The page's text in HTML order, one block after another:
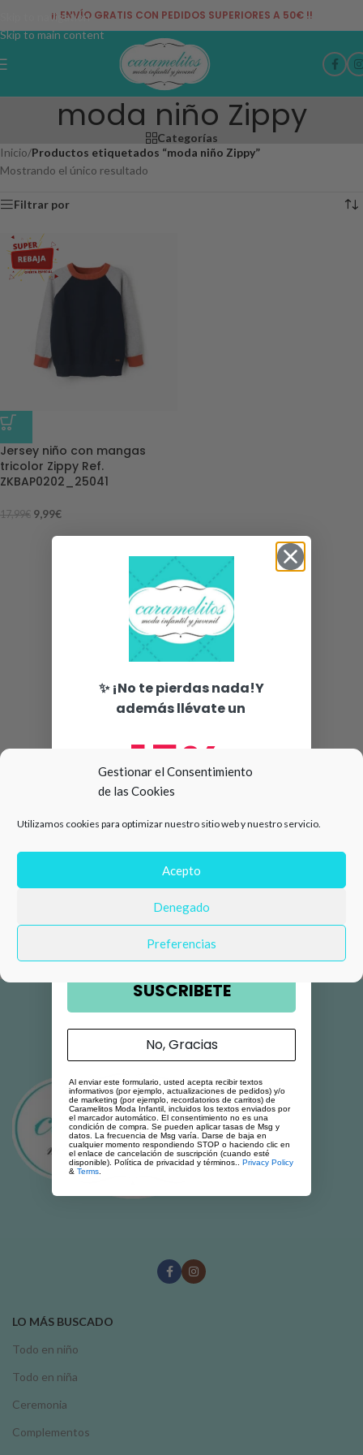
Gestionar el Consentimiento
de las Cookies
Utilizamos cookies para optimizar nuestro sitio web y nuestro servicio.
Acepto
Denegado
Preferencias
Skip to navigation
Skip to main content
¡¡ ENVÍO GRATIS CON PEDIDOS SUPERIORES A 50€ !!
moda niño Zippy
Categorías
Inicio/Productos etiquetados “moda niño Zippy”
Mostrando el único resultado
Filtrar por
-44%
Jersey niño con mangas
tricolor Zippy Ref.
ZKBAP0202_25041
17,99€ 9,99€
LO MÁS BUSCADO
Todo en niño
Todo en niña
Ceremonia
Complementos
✨ ¡No te pierdas nada!Y
además llévate un
15%
compra 🛍️
Número de teléfono
Email
SUSCRIBETE
No, Gracias
Al enviar este formulario, usted acepta recibir textos
informativos (por ejemplo, actualizaciones de pedidos) y/o
de marketing (por ejemplo, recordatorios de carritos) de
Caramelitos Moda Infantil, incluidos los textos enviados por
el marcador automático. El consentimiento no es una
condición de compra. Se pueden aplicar tasas de Msg y
datos. La frecuencia de Msg varía. Darse de baja en
cualquier momento respondiendo STOP o haciendo clic en
el enlace de cancelación de suscripción (cuando esté
disponible). Política de privacidad y términos.. Privacy Policy
& Terms